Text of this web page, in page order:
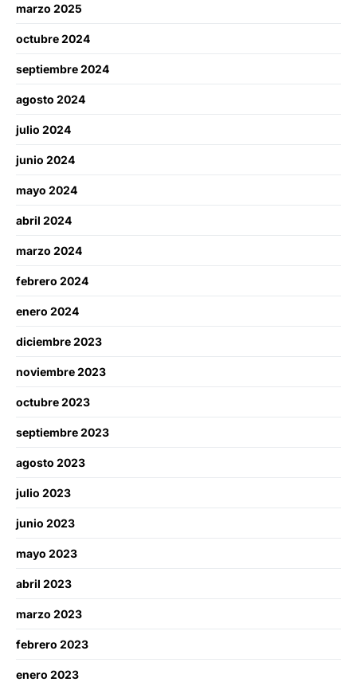
marzo 2025
octubre 2024
septiembre 2024
agosto 2024
julio 2024
junio 2024
mayo 2024
abril 2024
marzo 2024
febrero 2024
enero 2024
diciembre 2023
noviembre 2023
octubre 2023
septiembre 2023
agosto 2023
julio 2023
junio 2023
mayo 2023
abril 2023
marzo 2023
febrero 2023
enero 2023